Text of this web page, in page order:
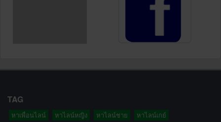
TAG
หาเพื่อนไลน์ หาไลน์หญิง หาไลน์ชาย
หาไลน์เกย์